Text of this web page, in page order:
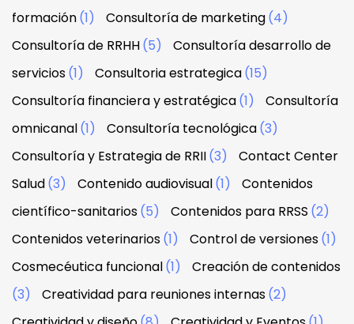
formación(1) Consultoría de marketing(4)
Consultoría de RRHH(5)
Consultoría desarrollo de
servicios(1) Consultoria estrategica(15)
Consultoría financiera y estratégica(1)
Consultoría
omnicanal(1) Consultoría tecnológica(3)
Consultoría y Estrategia de RRII(3)
Contact Center
Salud(3) Contenido audiovisual(1)
Contenidos
científico-sanitarios(5) Contenidos para RRSS (2)
Contenidos veterinarios(1) Control de versiones(1)
Cosmecéutica funcional(1)
Creación de contenidos
(3)
Creatividad para reuniones internas(2)